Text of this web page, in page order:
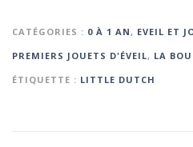
CATÉGORIES : 0 À 1 AN, EVEIL ET
PREMIERS JOUETS D'ÉVEIL, LA
ÉTIQUETTE : LITTLE DUTCH